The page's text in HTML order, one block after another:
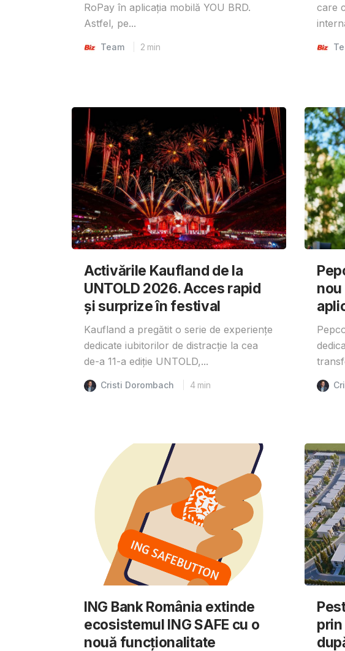
RoPay în aplicația mobilă YOU BRD.
Astfel, pe...
Team 2 min
care
Activările Kaufland de la
UNTOLD 2026. Acces rapid
și surprize în festival
Kaufland a pregătit o serie de experiențe
dedicate iubitorilor de distracție la cea
de-a 11-a ediție UNTOLD,...
Cristi Dorombach 4 min
ING Bank România extinde
ecosistemul ING SAFE cu o
nouă funcționalitate